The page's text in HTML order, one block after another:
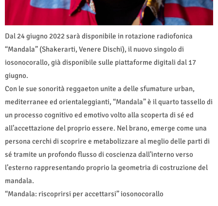
Dal 24 giugno 2022 sarà disponibile in rotazione radiofonica
“Mandala” (Shakerarti, Venere Dischi), il nuovo singolo di
iosonocorallo, già disponibile sulle piattaforme digitali dal 17
giugno.
Con le sue sonorità reggaeton unite a delle sfumature urban,
mediterranee ed orientaleggianti, “Mandala” è il quarto tassello di
un processo cognitivo ed emotivo volto alla scoperta di sé ed
all’accettazione del proprio essere. Nel brano, emerge come una
persona cerchi di scoprire e metabolizzare al meglio delle parti di
sé tramite un profondo flusso di coscienza dall’interno verso
l’esterno rappresentando proprio la geometria di costruzione del
mandala.
“Mandala: riscoprirsi per accettarsi” iosonocorallo